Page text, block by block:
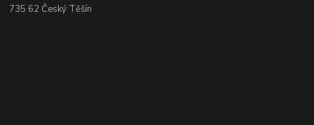
735 62 Český Těšín